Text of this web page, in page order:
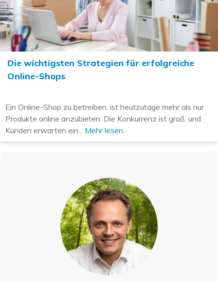
Die wichtigsten Strategien für erfolgreiche
Online-Shops
Ein Online-Shop zu betreiben, ist heutzutage mehr als nur
Produkte online anzubieten. Die Konkurrenz ist groß, und
Kunden erwarten ein... Mehr lesen.